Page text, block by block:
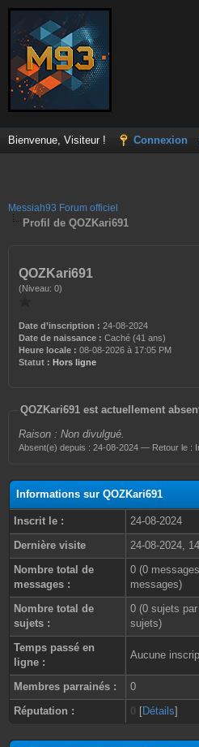
Bienvenue, Visiteur ! Connexion
Messiah93 Forum officiel
Profil de QOZKari691
QOZKari691
(Niveau: 0)
Date d’inscription : 24-08-2024
Date de naissance : Caché (41 ans)
Heure locale : 08-08-2026 à 17:05 PM
Statut : Hors ligne
QOZKari691 est actuellement
Raison : Non divulgué.
Absent(e) depuis : 24-08-2024 — Retour le :
Informations sur QOZKari691
Inscrit le :
24-08-2024
Dernière visite
24-08-2024,
Nombre total de
messages :
0 (0
messages)
Nombre total de
sujets :
0 (0 sujets
sujets)
Temps passé en
ligne :
Aucune
Membres parrainés :
0
Réputation :
0 [Détails]